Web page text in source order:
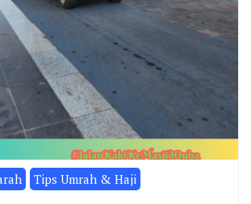
Tips Umrah & Haji